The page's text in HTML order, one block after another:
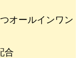
オールインワン
合